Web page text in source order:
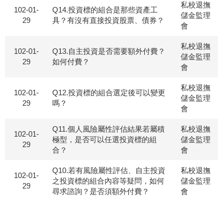
102-01-
29
Q14.投資標的組合是那些資產工
具？有沒有直接投資股票、債券？
私校退撫
儲金監理
會
102-01-
29
Q13.自主投資是否需要額外付費？
如何付費？
私校退撫
儲金監理
會
102-01-
29
Q12.投資標的組合選定後可以變更
嗎？
私校退撫
儲金監理
會
102-01-
29
Q11.個人風險屬性評估結果若屬積
極型，是否可以任選投資標的組
合？
私校退撫
儲金監理
會
102-01-
29
Q10.若有風險屬性評估、自主投資
之投資標的組合內容等疑問，如何
尋求諮詢？是否須額外付費？
私校退撫
儲金監理
會